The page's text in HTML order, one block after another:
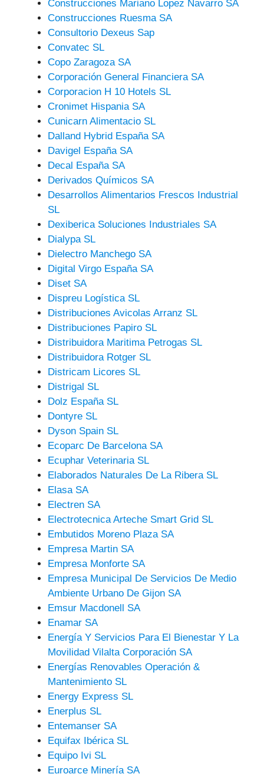
Construcciones Mariano Lopez Navarro SA
Construcciones Ruesma SA
Consultorio Dexeus Sap
Convatec SL
Copo Zaragoza SA
Corporación General Financiera SA
Corporacion H 10 Hotels SL
Cronimet Hispania SA
Cunicarn Alimentacio SL
Dalland Hybrid España SA
Davigel España SA
Decal España SA
Derivados Químicos SA
Desarrollos Alimentarios Frescos Industrial
SL
Dexiberica Soluciones Industriales SA
Dialypa SL
Dielectro Manchego SA
Digital Virgo España SA
Diset SA
Dispreu Logística SL
Distribuciones Avicolas Arranz SL
Distribuciones Papiro SL
Distribuidora Maritima Petrogas SL
Distribuidora Rotger SL
Districam Licores SL
Distrigal SL
Dolz España SL
Dontyre SL
Dyson Spain SL
Ecoparc De Barcelona SA
Ecuphar Veterinaria SL
Elaborados Naturales De La Ribera SL
Elasa SA
Electren SA
Electrotecnica Arteche Smart Grid SL
Embutidos Moreno Plaza SA
Empresa Martin SA
Empresa Monforte SA
Empresa Municipal De Servicios De Medio
Ambiente Urbano De Gijon SA
Emsur Macdonell SA
Enamar SA
Energía Y Servicios Para El Bienestar Y La
Movilidad Vilalta Corporación SA
Energías Renovables Operación &
Mantenimiento SL
Energy Express SL
Enerplus SL
Entemanser SA
Equifax Ibérica SL
Equipo Ivi SL
Euroarce Minería SA